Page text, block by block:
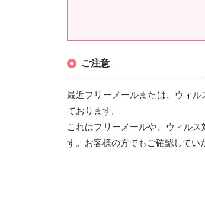
ご注意
最近フリーメールまたは、ウィ
ております。
これはフリーメールや、ウィル
す。お客様の方でもご確認してい